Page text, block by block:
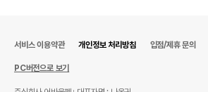
서비스 이용약관 개인정보 처리방침 입점/제휴 문의
PC버전으로 보기